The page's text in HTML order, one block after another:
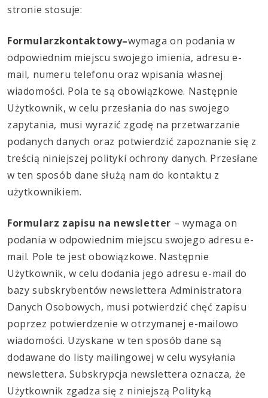
stronie stosuje:
Formularzkontaktowy–wymaga on podania w
odpowiednim miejscu swojego imienia, adresu e-
mail, numeru telefonu oraz wpisania własnej
wiadomości. Pola te są obowiązkowe. Następnie
Użytkownik, w celu przesłania do nas swojego
zapytania, musi wyrazić zgodę na przetwarzanie
podanych danych oraz potwierdzić zapoznanie się z
treścią niniejszej polityki ochrony danych. Przesłane
w ten sposób dane służą nam do kontaktu z
użytkownikiem.
Formularz zapisu na newsletter – wymaga on
podania w odpowiednim miejscu swojego adresu e-
mail. Pole te jest obowiązkowe. Następnie
Użytkownik, w celu dodania jego adresu e-mail do
bazy subskrybentów newslettera Administratora
Danych Osobowych, musi potwierdzić chęć zapisu
poprzez potwierdzenie w otrzymanej e-mailowo
wiadomości. Uzyskane w ten sposób dane są
dodawane do listy mailingowej w celu wysyłania
newslettera. Subskrypcja newslettera oznacza, że
Użytkownik zgadza się z niniejszą Polityką